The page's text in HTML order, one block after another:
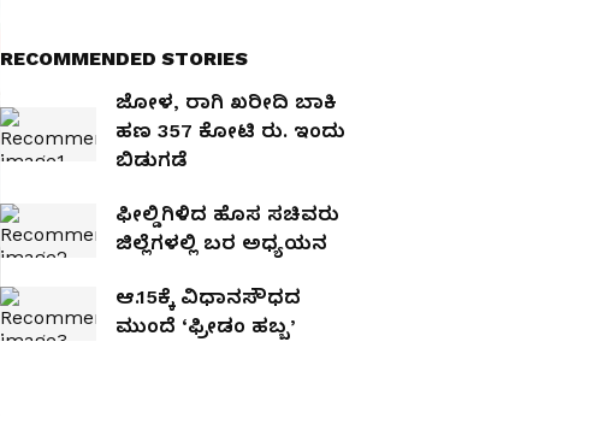
RECOMMENDED STORIES
ಜೋಳ, ರಾಗಿ ಖರೀದಿ ಬಾಕಿ
ಹಣ 357 ಕೋಟಿ ರು. ಇಂದು
ಬಿಡುಗಡೆ
ಫೀಲ್ಡಿಗಿಳಿದ ಹೊಸ ಸಚಿವರು
ಜಿಲ್ಲೆಗಳಲ್ಲಿ ಬರ ಅಧ್ಯಯನ
ಆ.15ಕ್ಕೆ ವಿಧಾನಸೌಧದ
ಮುಂದೆ ‘ಫ್ರೀಡಂ ಹಬ್ಬ’